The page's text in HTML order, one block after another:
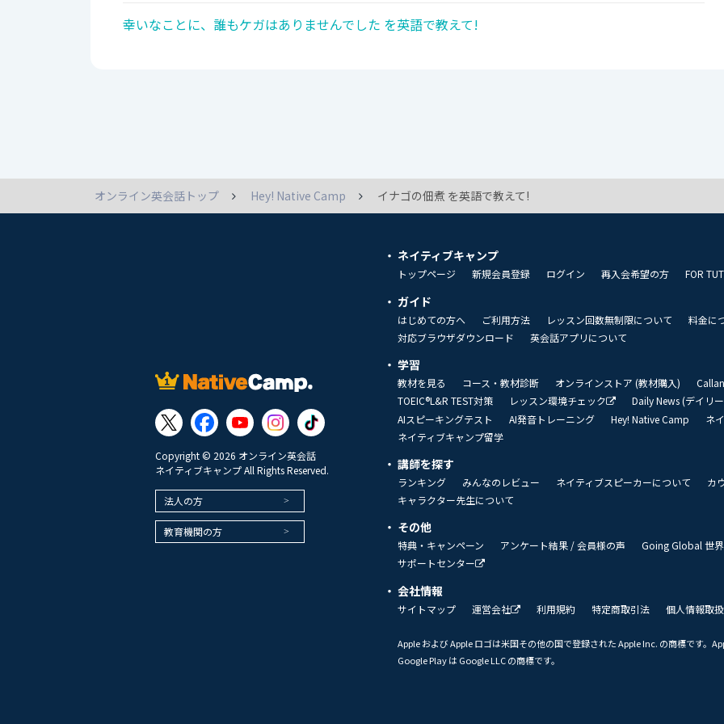
幸いなことに、誰もケガはありませんでした を英語で教えて!
オンライン英会話トップ Hey! Native Camp イナゴの佃煮 を英語で教えて!
Copyright © 2026 オンライン英会話
ネイティブキャンプ All Rights Reserved.
法人の方
教育機関の方
ネイティブキャンプ
トップページ 新規会員登録 ログイン 再入会希望の方 FOR
ガイド
はじめての方へ ご利用方法 レッスン回数無制限について 料金に
対応ブラウザダウンロード
英会話アプリについて
学習
教材を見る コース・教材診断 オンラインストア (教材購入)
TOEIC®L&R TEST対策
レッスン環境チェック Daily News (デイリ
AIスピーキングテスト
AI発音トレーニング Hey! Native Camp ネ
ネイティブキャンプ留学
講師を探す
ランキング みんなのレビュー ネイティブスピーカーについて
カ
キャラクター先生について
その他
特典・キャンペーン アンケート結果 / 会員様の声 Going Global 世
サポートセンター
会社情報
サイトマップ 運営会社 利用規約 特定商取引法 個人情報取
Apple および Apple ロゴは米国その他の国で登録された Apple Inc. の商標です。
Google Play は Google LLC の商標です。